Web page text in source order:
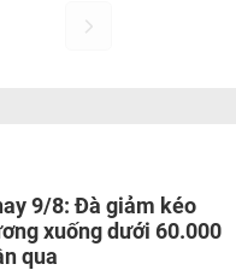
9/8: Đà giảm kéo
xuống dưới 60.000
qua